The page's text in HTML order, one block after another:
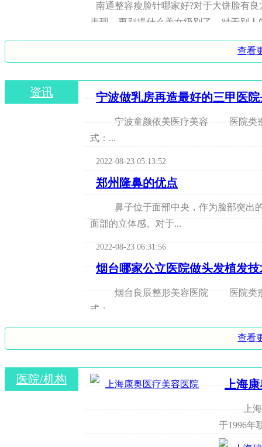
南通整容瘦脸针哪家好?对于大饼脸有
表现，更别提什么美女级别了。对于别
脸针。但是哪家好呢?我很想知道呢。
上海血管瘤该怎么治疗
上海血管瘤该怎么治疗我家宝宝,3个月
了血管瘤去哪里治疗最好?谢谢!
查看
资讯 宁波做乳房再造最好的三甲医
宁波童颜依美医疗美容 医院类别：二类整形医院； 医院性质：二级； 经营方
式：...
2022-08-23 05:13:52
郑州隆鼻的优点
鼻子位于面部中央，作为脸部突出的
面部的立体感。对于...
2022-08-23 06:31:56
烟台哪家公立医院做头发植发
烟台良辰整形美容医院 医院类别：二级美容门诊； 医院性质：三乙； 经营方
式：...
补牙要几次完成？
补牙要几次完成？人们在请医生补牙
洛阳哪家整形医院可以做巨乳
查看
医院/机构 上海
上海康
于1996年